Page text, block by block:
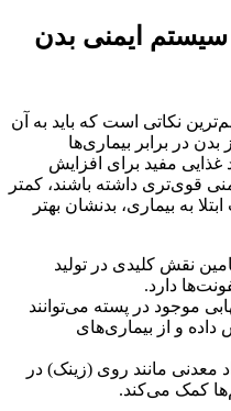
ایمنی بدن
نکاتی است که باید به آن
در برابر بیماری‌ها
مفید برای افزایش
قوی‌تری داشته باشند، کمتر
به بیماری، بدنشان بهتر
نقش کلیدی در تولید
دارد.
موجود در پسته می‌توانند
و از بیماری‌های
معدنی مانند روی (زینک) در
کمک می‌کند.